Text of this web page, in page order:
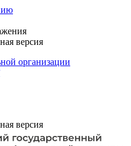
версия
организации
версия